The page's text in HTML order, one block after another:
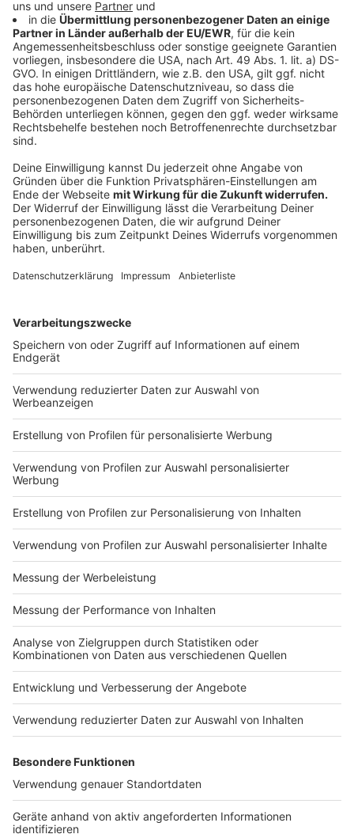
©ANTENNE MÜNSTER
v.l.n.r.: Sebastian Merschel, Patrick Altefrohne, Gunnar
Goerges
Anzeige
Positive Bilanz des Münsterland Giro
Anzeige
Die Organisator:innen ziehen eine positive Bilanz. Das
Wetter hat mitgespielt und gefühlt sind in jedem Jahr
mehr Zuschauer:innen an der Strecke, um die
Leiter des Rennens Fabian Wegmann. Er ergänzt:
Dass sich das Rennen immer weiterentwickelt,
sieht man aber auch an den Namen auf der
Siegerliste.
Anzeige
Nur wenige Unfälle
Anzeige
Neben der Berufsfeuerwehr war auch der Arbeiter-
Samariter-Bund, das Deutsche Rote Kreuz, die
Johanniter-Unfall-Hilfe und der Malteser Hilfsdienst
im Einsatz. Insgesamt mussten 25 Radsportler:innen
medizinisch versorgt werden, sechs Personen wurden
ins Krankenhaus gebracht. Der Abschnittsleiter
Johannes Schultheis sagt:
Neben den guten Wetterbedingungen ist vor
allem die hervorragende Zusammenarbeit
zum Erfolg des Einsatzes beigetragen haben. So
etwas aus dem Ehrenamt zu stemmen, ist nur
mit hochqualifizierten und motivierten